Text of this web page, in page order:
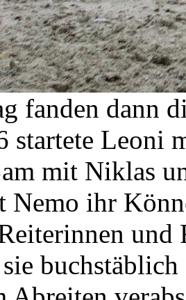
fanden dann
startete Leoni
mit Niklas
Nemo ihr